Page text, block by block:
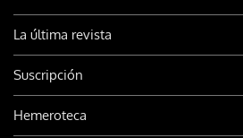
La última revista
Suscripción
Hemeroteca